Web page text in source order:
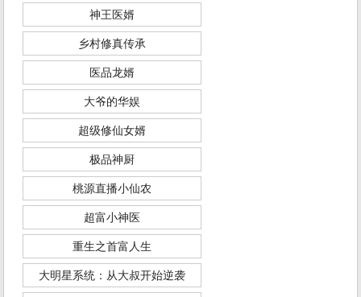
神王医婿
乡村修真传承
医品龙婿
大爷的华娱
超级修仙女婿
极品神厨
桃源直播小仙农
超富小神医
重生之首富人生
大明星系统：从大叔开始逆袭